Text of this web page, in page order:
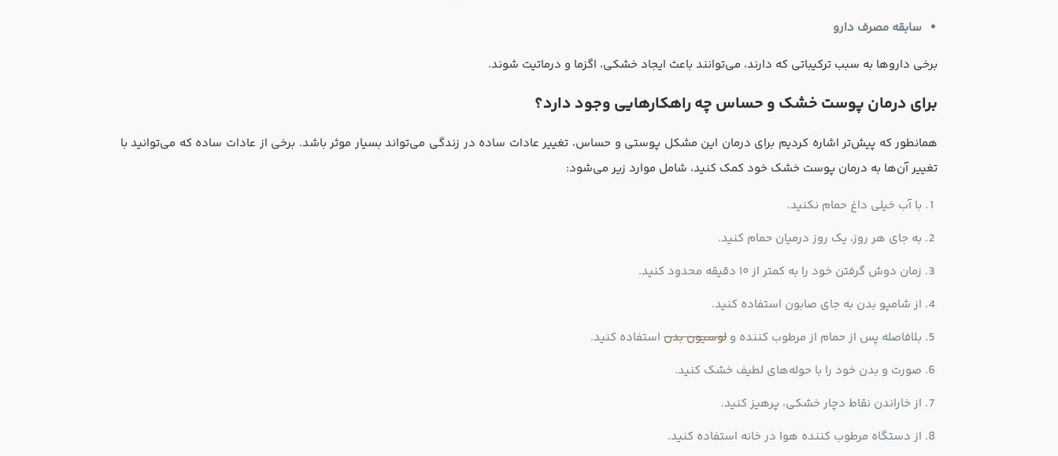
سابقه مصرف دارو
برخی داروها به سبب ترکیباتی که دارند، می‌توانند باعث ایجاد خشکی، اگزما و درماتیت شوند.
برای درمان پوست خشک و حساس چه راهکارهایی وجود دارد؟
همانطور که پیش‌تر اشاره کردیم برای درمان این مشکل پوستی و حساس، تغییر عادات ساده در زندگی می‌تواند بسیار موثر باشد. برخی از عادات ساده که می‌توانید با
تغییر آن‌ها به درمان پوست خشک خود کمک کنید، شامل موارد زیر می‌شود:
با آب خیلی داغ حمام نکنید.
به جای هر روز، یک روز درمیان حمام کنید.
زمان دوش گرفتن خود را به کمتر از ۱۰ دقیقه محدود کنید.
از شامپو بدن به جای صابون استفاده کنید.
بلافاصله پس از حمام از مرطوب کننده ولوسیون بدناستفاده کنید.
صورت و بدن خود را با حوله‌های لطیف خشک کنید.
از خاراندن نقاط دچار خشکی، پرهیز کنید.
از دستگاه مرطوب کننده هوا در خانه استفاده کنید.